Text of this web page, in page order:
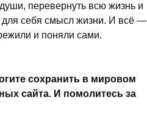
перевернуть всю жизнь и
для себя смысл жизни. И всё —
и поняли сами.
сохранить в мировом
сайта. И помолитесь за